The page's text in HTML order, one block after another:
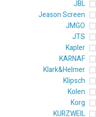
JBL
Jeason Screen
JMGO
JTS
Kapler
KARNAF
Klark&Helmer
Klipsch
Kolen
Korg
KURZWEIL